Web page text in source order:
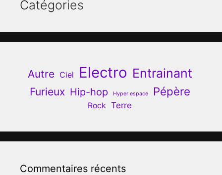
Catégories
Autre Ciel Electro Entrainant
Furieux Hip-hop Hyper espace Pépère
Rock Terre
Commentaires récents